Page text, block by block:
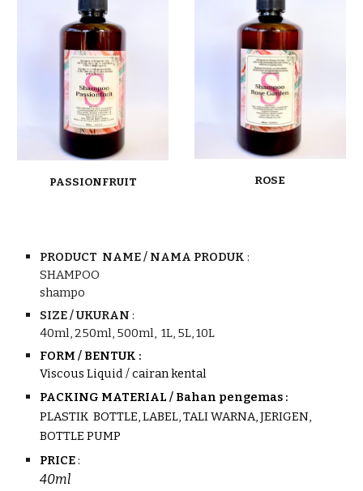
PASSIONFRUIT ROSE
PRODUCT NAME / NAMA PRODUK :
SHAMPOO
shampo
SIZE / UKURAN :
40ml, 250ml, 500ml, 1L, 5L, 10L
FORM / BENTUK :
Viscous Liquid / cairan kental
PACKING MATERIAL / Bahan pengemas :
PLASTIK BOTTLE, LABEL, TALI WARNA,JERIGEN,
BOTTLE PUMP
PRICE :
40ml